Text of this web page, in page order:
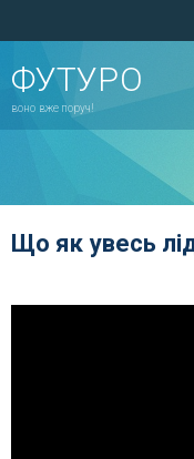
ФУТУРО
воно вже поруч!
Що як увесь